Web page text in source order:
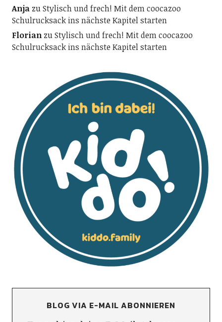
AnjazuStylisch und frech! Mit dem coocazoo
Schulrucksack ins nächste Kapitel starten
FlorianzuStylisch und frech! Mit dem coocazoo
Schulrucksack ins nächste Kapitel starten
BLOG VIA E-MAIL ABONNIEREN